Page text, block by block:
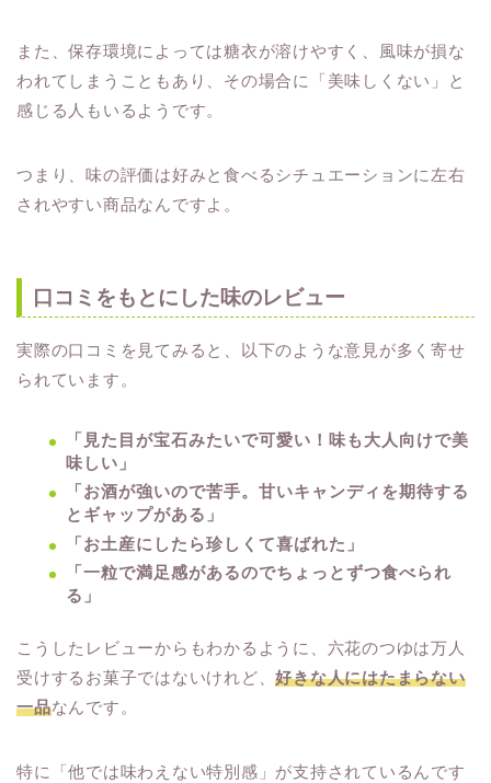
また、保存環境によっては糖衣が溶けやすく、風味が損な
われてしまうこともあり、その場合に「美味しくない」と
感じる人もいるようです。
つまり、味の評価は好みと食べるシチュエーションに左右
されやすい商品なんですよ。
口コミをもとにした味のレビュー
実際の口コミを見てみると、以下のような意見が多く寄せ
られています。
「見た目が宝石みたいで可愛い！味も大人向けで美
味しい」
「お酒が強いので苦手。甘いキャンディを期待する
とギャップがある」
「お土産にしたら珍しくて喜ばれた」
「一粒で満足感があるのでちょっとずつ食べられ
る」
こうしたレビューからもわかるように、六花のつゆは万人
受けするお菓子ではないけれど、好きな人にはたまらない
一品なんです。
特に「他では味わえない特別感」が支持されているんです